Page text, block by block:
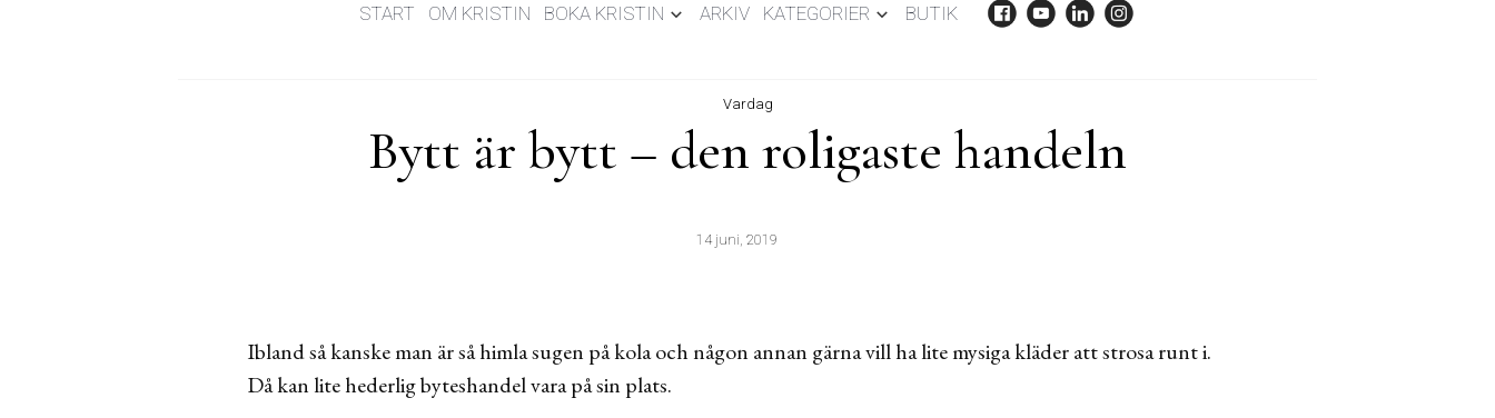
START OM KRISTIN BOKA KRISTIN ARKIV KATEGORIER BUTIK
Vardag
Bytt är bytt – den roligaste handeln
14 juni, 2019
Ibland så kanske man är så himla sugen på kola och någon annan gärna vill ha lite mysiga kläder att strosa runt i.
Då kan lite hederlig byteshandel vara på sin plats.